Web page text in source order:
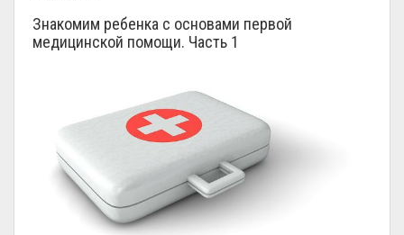
Знакомим ребенка с основами первой
медицинской помощи. Часть 1